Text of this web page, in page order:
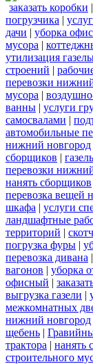
заказать коробки |
погрузчика |
дачи | уборка
мусора |
утилизация
строений |
перевозки
мусора |
ванны | услуги
самосвалами |
автомобильные
нижний новгород
сборщиков |
перевозки
нанять сборщиков
перевозка вещей
шкафа | услуги
ландшафтные
территорий | скотч
погрузка фуры |
перевозка дивана |
вагонов | уборка
офисный |
выгрузка газели |
межкомнатных
нижний новгород
щебень |
трактора | нанять
строительного